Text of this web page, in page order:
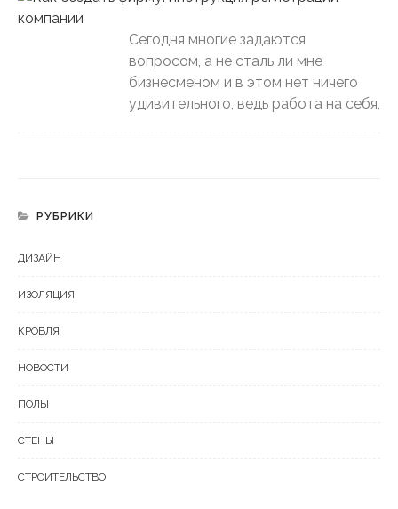
Сегодня многие задаются
вопросом, а не сталь ли мне
бизнесменом и в этом нет ничего
удивительного, ведь работа на себя,
РУБРИКИ
ДИЗАЙН
ИЗОЛЯЦИЯ
КРОВЛЯ
НОВОСТИ
ПОЛЫ
СТЕНЫ
СТРОИТЕЛЬСТВО